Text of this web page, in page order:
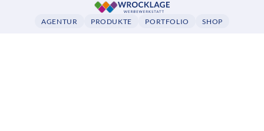
AGENTUR PRODUKTE PORTFOLIO SHOP